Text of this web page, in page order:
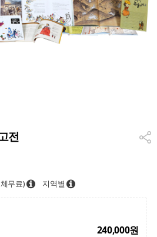
전
무료) 지역별
240,000원